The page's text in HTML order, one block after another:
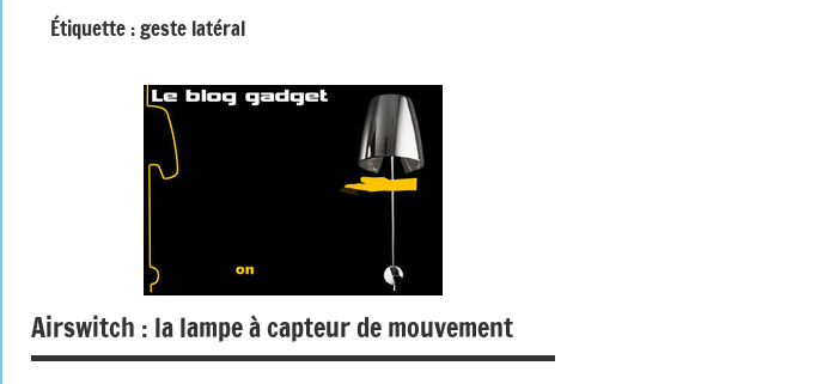
Étiquette :geste latéral
Airswitch : la lampe à capteur de mouvement